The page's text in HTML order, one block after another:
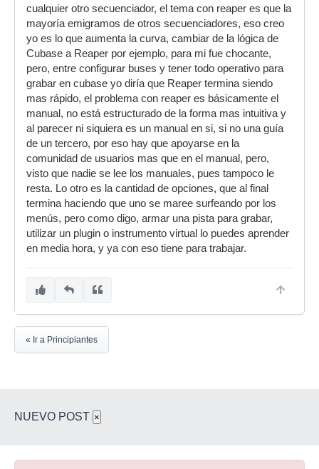
cualquier otro secuenciador, el tema con reaper es que la
mayoría emigramos de otros secuenciadores, eso creo
yo es lo que aumenta la curva, cambiar de la lógica de
Cubase a Reaper por ejemplo, para mi fue chocante,
pero, entre configurar buses y tener todo operativo para
grabar en cubase yo diría que Reaper termina siendo
mas rápido, el problema con reaper es básicamente el
manual, no está estructurado de la forma mas intuitiva y
al parecer ni siquiera es un manual en si, si no una guía
de un tercero, por eso hay que apoyarse en la
comunidad de usuarios mas que en el manual, pero,
visto que nadie se lee los manuales, pues tampoco le
resta. Lo otro es la cantidad de opciones, que al final
termina haciendo que uno se maree surfeando por los
menús, pero como digo, armar una pista para grabar,
utilizar un plugin o instrumento virtual lo puedes aprender
en media hora, y ya con eso tiene para trabajar.
« Ir a Principiantes
NUEVO POST ×